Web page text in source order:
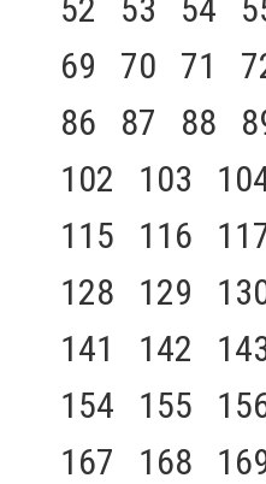
52 53 54
69
70 71
86
87 88
102
103
115
116
128
129
141
142
154
155
167
168